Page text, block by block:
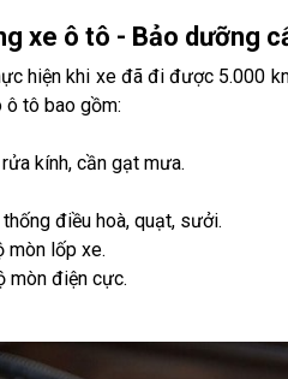
xe ô tô - Bảo dưỡng
hiện khi xe đã đi được 5.000
tô bao gồm:
kính, cần gạt mưa.
điều hoà, quạt, sưởi.
mòn lốp xe.
mòn điện cực.